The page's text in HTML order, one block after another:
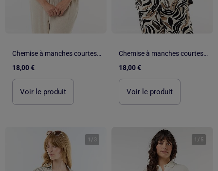
Chemise à manches courtes boutonnée
18,00 €
Voir le produit
Chemise à manches courtes boutonnée
18,00 €
Voir le produit
1 / 3 1 / 5